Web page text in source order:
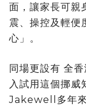
面，讓家長可親
震、操控及輕
心」。
同場更設有 全
入試用這個挪威
Jakewell多年來